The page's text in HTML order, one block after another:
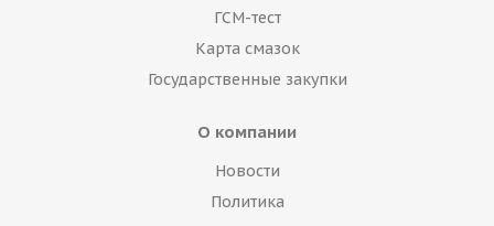
ГСМ-тест
Карта смазок
Государственные закупки
О компании
Новости
Политика